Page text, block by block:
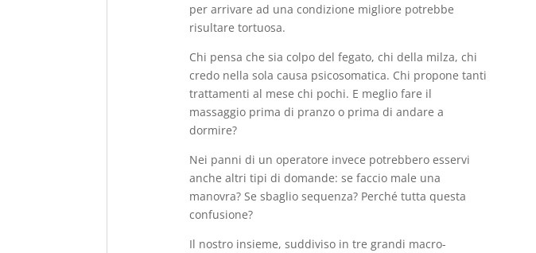
per arrivare ad una condizione migliore potrebbe
risultare tortuosa.
Chi pensa che sia colpo del fegato, chi della milza, chi
credo nella sola causa psicosomatica. Chi propone tanti
trattamenti al mese chi pochi. E meglio fare il
massaggio prima di pranzo o prima di andare a
dormire?
Nei panni di un operatore invece potrebbero esservi
anche altri tipi di domande: se faccio male una
manovra? Se sbaglio sequenza? Perché tutta questa
confusione?
Il nostro insieme, suddiviso in tre grandi macro-